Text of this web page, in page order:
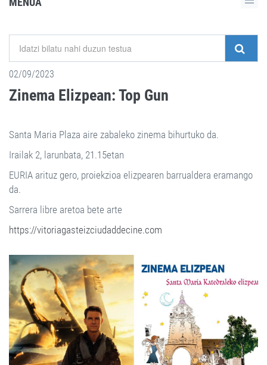
02/09/2023
Zinema Elizpean: Top Gun
Santa Maria Plaza aire zabaleko zinema bihurtuko da.
Irailak 2, larunbata, 21.15etan
EURIA arituz gero, proiekzioa elizpearen barrualdera eramango
da.
Sarrera libre aretoa bete arte
https://vitoriagasteizciudaddecine.com